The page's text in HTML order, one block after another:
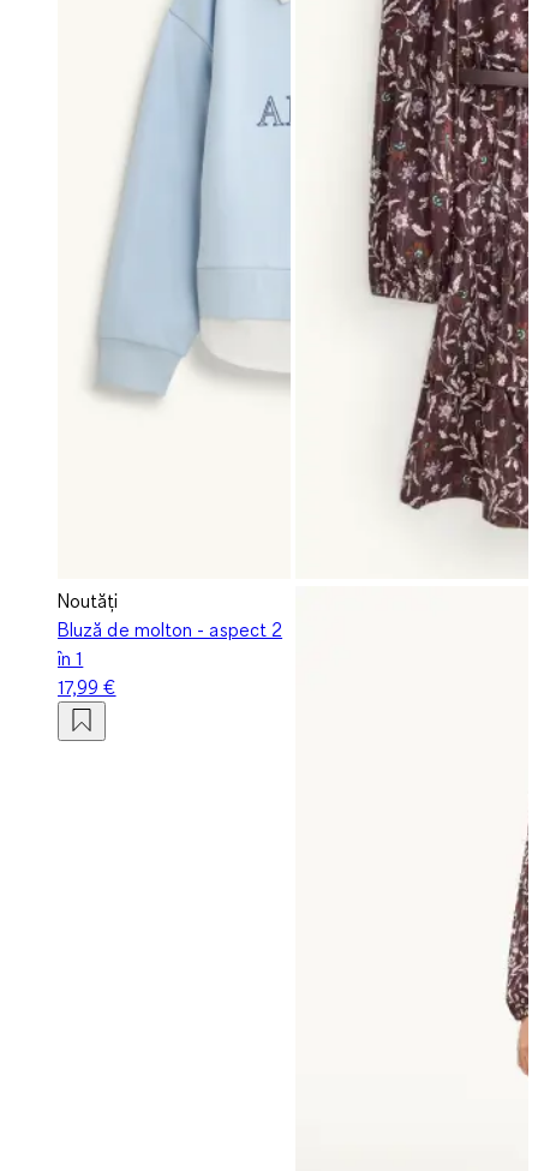
Noutăți
Bluză de molton - aspect 2
în 1
17,99 €